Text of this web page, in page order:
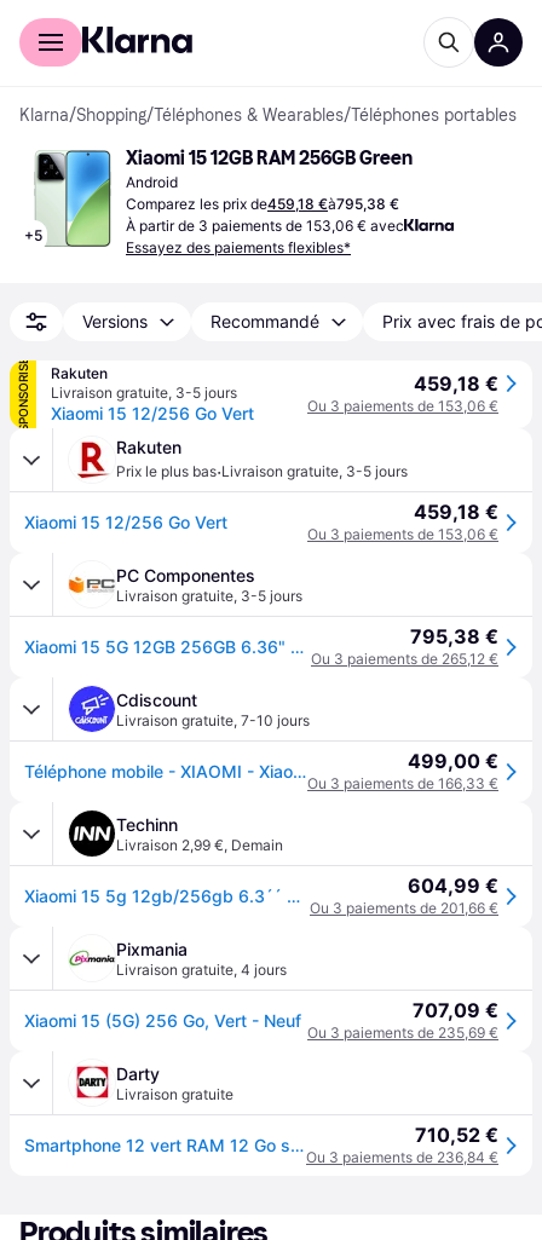
Acheter avec Klarna
Klarna/Shopping/Téléphones & Wearables/Téléphones portables
+5
Xiaomi 15 12GB RAM 256GB Green
Android
Comparez les prix de459,18 €à795,38 €
À partir de 3 paiements de 153,06 € avec
Essayez des paiements flexibles*
Versions Recommandé Prix avec frais de
SPONSORISÉ
Rakuten
Livraison gratuite, 3-5 jours
Xiaomi 15 12/256 Go Vert
459,18 €
Ou 3 paiements de 153,06 €
Rakuten
Prix le plus bas·Livraison gratuite, 3-5 jours
Xiaomi 15 12/256 Go Vert 459,18 €
Ou 3 paiements de 153,06 €
PC Componentes
Livraison gratuite, 3-5 jours
Xiaomi 15 5G 12GB 256GB 6.36" Vert 795,38 €
Ou 3 paiements de 265,12 €
Cdiscount
Livraison gratuite, 7-10 jours
Téléphone mobile - XIAOMI - Xiaomi 15 - 12 Go RAM - 256 Go - Vert - Snapdragon 8 Elite 499,00 €
Ou 3 paiements de 166,33 €
Techinn
Livraison 2,99 €, Demain
Xiaomi 15 5g 12gb/256gb 6.3´´ Vert 604,99 €
Ou 3 paiements de 201,66 €
Pixmania
Livraison gratuite, 4 jours
Xiaomi 15 (5G) 256 Go, Vert - Neuf 707,09 €
Ou 3 paiements de 235,69 €
Darty
Livraison gratuite
Smartphone 12 vert RAM 12 Go stockage 256 Go 710,52 €
Ou 3 paiements de 236,84 €